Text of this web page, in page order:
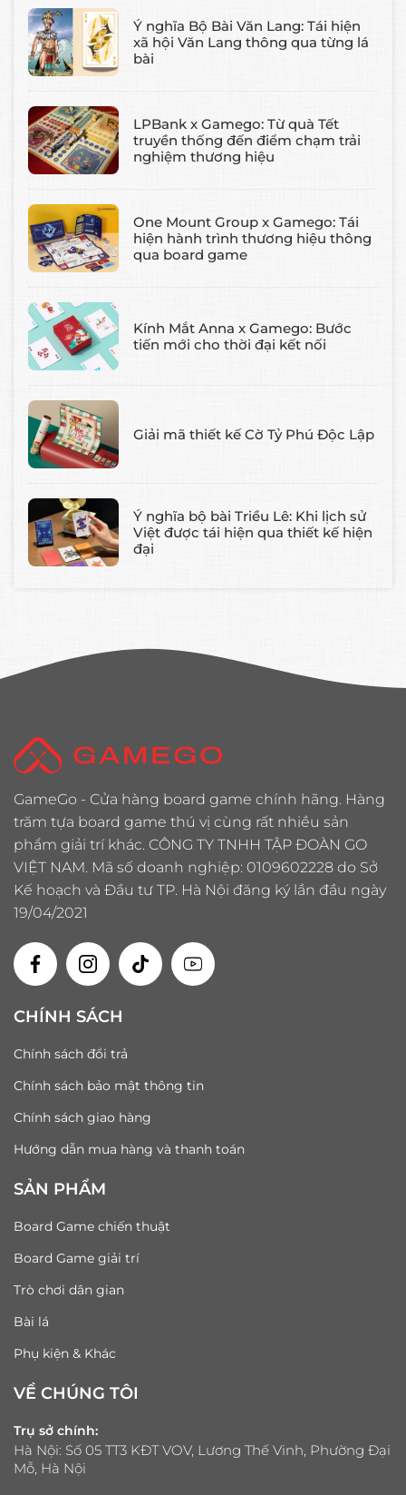
Ý nghĩa Bộ Bài Văn Lang: Tái hiện
xã hội Văn Lang thông qua từng lá
bài
LPBank x Gamego: Từ quà Tết
truyền thống đến điểm chạm trải
nghiệm thương hiệu
One Mount Group x Gamego: Tái
hiện hành trình thương hiệu thông
qua board game
Kính Mắt Anna x Gamego: Bước
tiến mới cho thời đại kết nối
Giải mã thiết kế Cờ Tỷ Phú Độc Lập
Ý nghĩa bộ bài Triều Lê: Khi lịch sử
Việt được tái hiện qua thiết kế hiện
đại
GameGo - Cửa hàng board game chính hãng. Hàng
trăm tựa board game thú vị cùng rất nhiều sản
phẩm giải trí khác. CÔNG TY TNHH TẬP ĐOÀN GO
VIỆT NAM. Mã số doanh nghiệp: 0109602228 do Sở
Kế hoạch và Đầu tư TP. Hà Nội đăng ký lần đầu ngày
19/04/2021
CHÍNH SÁCH
Chính sách đổi trả
Chính sách bảo mật thông tin
Chính sách giao hàng
Hướng dẫn mua hàng và thanh toán
SẢN PHẨM
Board Game chiến thuật
Board Game giải trí
Trò chơi dân gian
Bài lá
Phụ kiện & Khác
VỀ CHÚNG TÔI
Trụ sở chính:
Hà Nội: Số 05 TT3 KĐT VOV, Lương Thế Vinh, Phường Đại
Mỗ, Hà Nội